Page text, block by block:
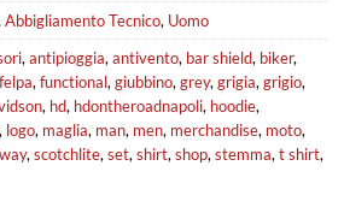
Abbigliamento Tecnico, Uomo
, antipioggia, antivento, bar shield, biker,
felpa, functional, giubbino, grey, grigia, grigio,
, hd, hdontheroadnapoli, hoodie,
, logo, maglia, man, men, merchandise, moto,
, scotchlite, set, shirt, shop, stemma, t shirt,